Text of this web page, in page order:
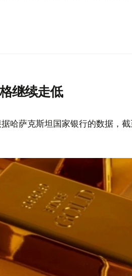
继续走低
据哈萨克斯坦国家银行的数据，